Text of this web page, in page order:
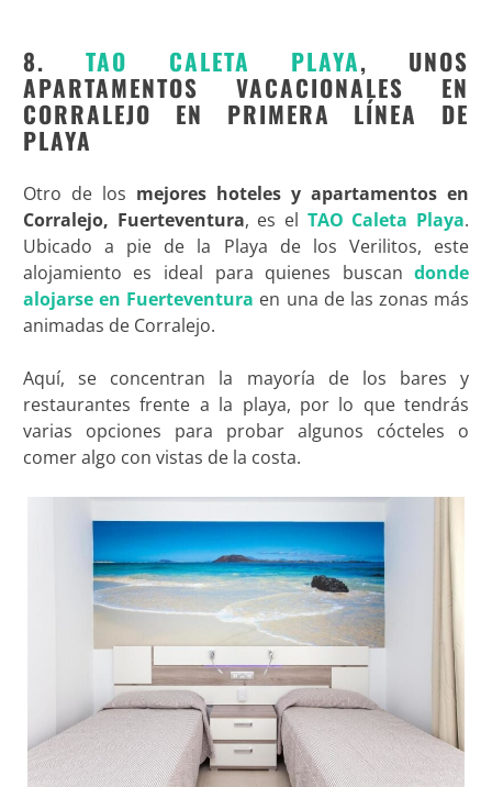
8.TAO CALETA PLAYA, UNOS
APARTAMENTOS VACACIONALES EN
CORRALEJO EN PRIMERA LÍNEA DE
PLAYA
Otro de los mejores hoteles y apartamentos en
Corralejo, Fuerteventura, es el TAO Caleta Playa.
Ubicado a pie de la Playa de los Verilitos, este
alojamiento es ideal para quienes buscandonde
alojarse en Fuerteventura en una de las zonas más
animadas de Corralejo.
Aquí, se concentran la mayoría de los bares y
restaurantes frente a la playa, por lo que tendrás
varias opciones para probar algunos cócteles o
comer algo con vistas de la costa.